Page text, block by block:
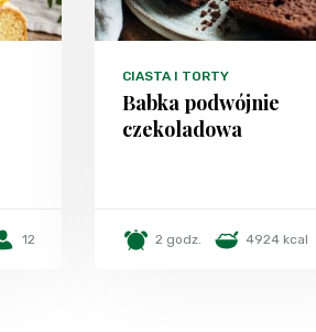
12
CIASTA I TORTY
Babka podwójnie
czekoladowa
2 godz. 4924 kcal